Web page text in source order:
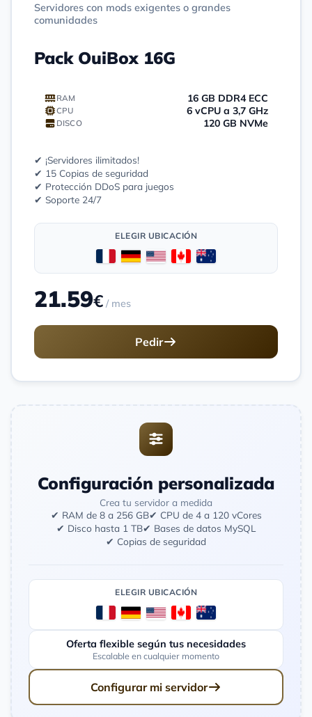
Servidores con mods exigentes o grandes
comunidades
Pack OuiBox 16G
RAM 16 GB DDR4 ECC
CPU 6 vCPU a 3,7 GHz
DISCO 120 GB NVMe
✔ ¡Servidores ilimitados!
✔ 15 Copias de seguridad
✔ Protección DDoS para juegos
✔ Soporte 24/7
ELEGIR UBICACIÓN
21.59€ / mes
Pedir
Configuración personalizada
Crea tu servidor a medida
✔ RAM de 8 a 256 GB✔ CPU de 4 a 120 vCores
✔ Disco hasta 1 TB✔ Bases de datos MySQL
✔ Copias de seguridad
ELEGIR UBICACIÓN
Oferta flexible según tus necesidades
Escalable en cualquier momento
Configurar mi servidor